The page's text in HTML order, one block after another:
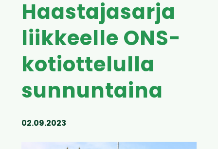
Haastajasarja
liikkeelle ONS-
kotiottelulla
sunnuntaina
02.09.2023